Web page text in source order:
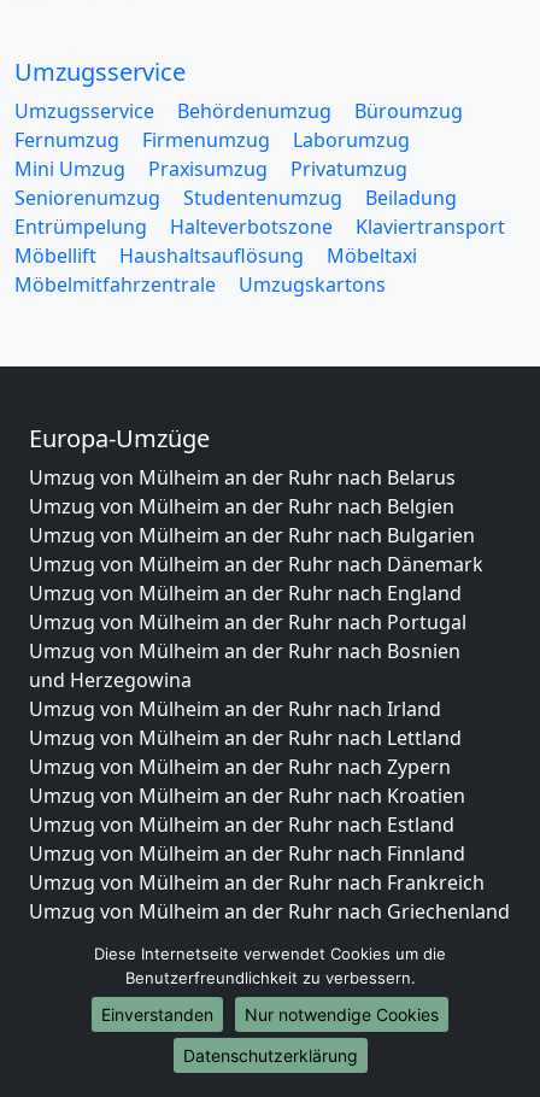
Umzugsservice
Umzugsservice Behördenumzug
Büroumzug
Fernumzug
Firmenumzug
Laborumzug
Mini Umzug
Praxisumzug
Privatumzug
Seniorenumzug
Studentenumzug
Beiladung
Entrümpelung
Halteverbotszone
Klaviertransport
Möbellift
Haushaltsauflösung
Möbeltaxi
Möbelmitfahrzentrale
Umzugskartons
Europa-Umzüge
Umzug von Mülheim an der Ruhr nach Belarus
Umzug von Mülheim an der Ruhr nach Belgien
Umzug von Mülheim an der Ruhr nach Bulgarien
Umzug von Mülheim an der Ruhr nach Dänemark
Umzug von Mülheim an der Ruhr nach England
Umzug von Mülheim an der Ruhr nach Portugal
Umzug von Mülheim an der Ruhr nach Bosnien
und Herzegowina
Umzug von Mülheim an der Ruhr nach Irland
Umzug von Mülheim an der Ruhr nach Lettland
Umzug von Mülheim an der Ruhr nach Zypern
Umzug von Mülheim an der Ruhr nach Kroatien
Umzug von Mülheim an der Ruhr nach Estland
Umzug von Mülheim an der Ruhr nach Finnland
Umzug von Mülheim an der Ruhr nach Frankreich
Umzug von Mülheim an der Ruhr nach Griechenland
Umzug von Mülheim an der Ruhr nach Liechtenstein
Umzug von Mülheim an der Ruhr nach Luxemburg
Umzug von Mülheim an der Ruhr nach Niederlande
Umzug von Mülheim an der Ruhr nach Norwegen
Diese Internetseite verwendet Cookies um die
Benutzerfreundlichkeit zu verbessern.
Einverstanden
Nur notwendige Cookies
Datenschutzerklärung